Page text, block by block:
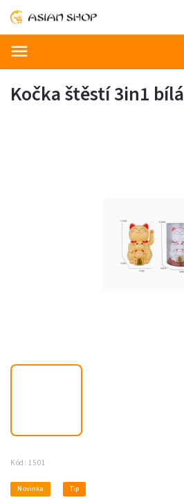
Kočka štěstí 3in1 bílá
Kód: 1501
Novinka Tip